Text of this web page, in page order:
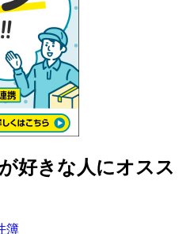
好きな人にオスス